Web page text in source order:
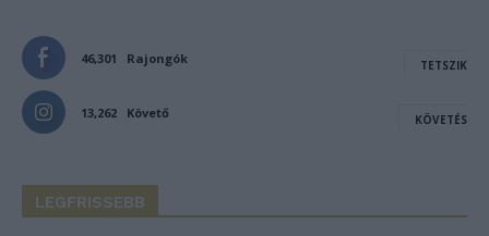
46,301 Rajongók TETSZIK
13,262 Követő KÖVETÉS
LEGFRISSEBB